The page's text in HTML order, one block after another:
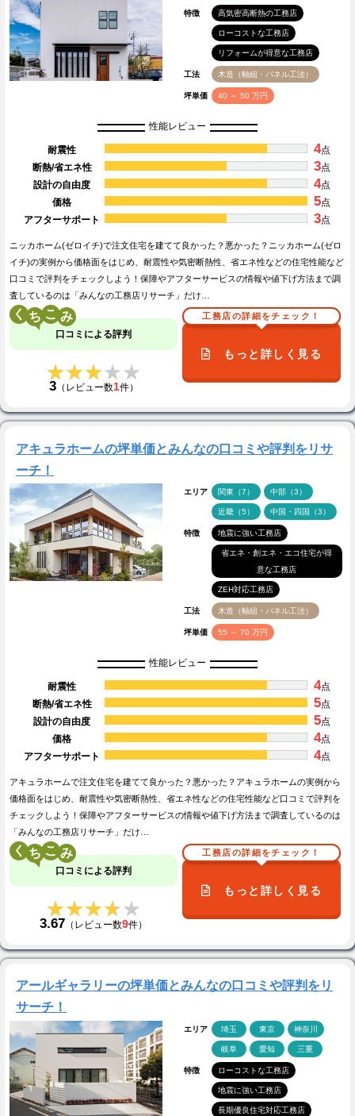
特徴 高気密高断熱の工務店
ローコストな工務店
リフォームが得意な工務店
工法 木造（軸組・パネル工法）
坪単価 40 ～ 50 万円
性能レビュー
耐震性 4点
断熱/省エネ性
3点
設計の自由度
4点
価格
5点
アフターサポート
3点
ニッカホーム(ゼロイチ)で注文住宅を建てて良かった？悪かった？ニッカホーム(ゼロ
イチ)の実例から価格面をはじめ、耐震性や気密断熱性、省エネ性などの住宅性能など
口コミで評判をチェックしよう！保障やアフターサービスの情報や値下げ方法まで調
査しているのは「みんなの工務店リサーチ」だけ…
く こ
口コミによる評判
★★★★★
★★★★★
3（レビュー数1件）
工務店の詳細をチェック！
もっと詳しく見る
アキュラホームの坪単価とみんなの口コミや評判をリサ
ーチ！
エリア 関東（7） 中部（3）
近畿（5） 中国・四国（3）
特徴 地震に強い工務店
省エネ・創エネ・エコ住宅が得
意な工務店
ZEH対応工務店
工法 木造（軸組・パネル工法）
坪単価 55 ～ 70 万円
性能レビュー
耐震性 4点
断熱/省エネ性
5点
設計の自由度
5点
価格
4点
アフターサポート
4点
アキュラホームで注文住宅を建てて良かった？悪かった？アキュラホームの実例から
価格面をはじめ、耐震性や気密断熱性、省エネ性などの住宅性能など口コミで評判を
チェックしよう！保障やアフターサービスの情報や値下げ方法まで調査しているのは
「みんなの工務店リサーチ」だけ…
く こ
口コミによる評判
★★★★★
★★★★★
3.67 （レビュー数9件）
工務店の詳細をチェック！
もっと詳しく見る
アールギャラリーの坪単価とみんなの口コミや評判をリ
サーチ！
エリア 埼玉 東京 神奈川
岐阜 愛知 三重
特徴 ローコストな工務店
地震に強い工務店
長期優良住宅対応工務店